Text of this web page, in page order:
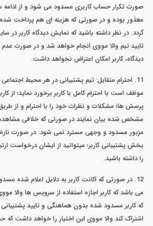
صورت تکرار حساب کاربری مسدود می شود و از ادامه
معذور بوده و در صورتی که هزینه ای هم پرداخت
گردد. در نظر داشته باشید که نمایش دیدگاه کاربر در
تایید تیم والا مووی انجام خواهد شد و در صورت عدم
دیدگاه، کاربر امکان اعتراض نخواهد داشت.
11. احترام متقابل: تیم پشتیبانی در هر محیط
موظف است با احترام کامل با کاربر برخورد نماید؛ از
پرسش ها؛ مشکلات و نظرات خود را با احترام و از
مشخص شده بیان نمایند در صورتی که خلافی
مزبور مسدود و وجهی مسترد نمی شود. در صورت
بخش پشتیبانی کاربر؛ میتوانید از ایشان درخواست
را داشته باشید.
12. در صورتی که اکانت کاربر به دلایل اعلام شده
می باشد که کاربر اجازه استفاده از سرویس ها والا
که کاربر مسدود شده بدون هماهنگی و تایید
اشتراک کند والا مووی این اختیار را خواهد داشت که